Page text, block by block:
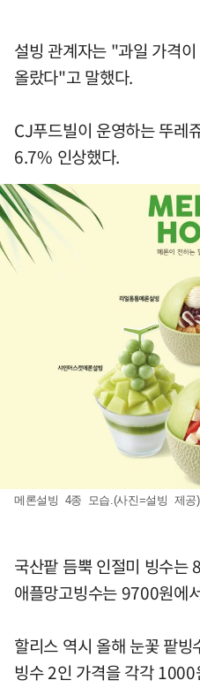
설빙 관계자는 "과일 가격
올랐다"고 말했다.
CJ푸드빌이 운영하는 뚜레
6.7% 인상했다.
메론설빙 4종 모습.(사진=설빙 제
국산팥 듬뿍 인절미 빙수
애플망고빙수는 9700원에
할리스 역시 올해 눈꽃 팥
빙수 2인 가격을 각각 1000